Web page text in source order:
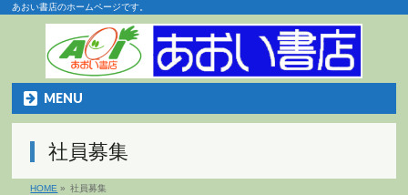
あおい書店のホームページです。
MENU
社員募集
HOME » 社員募集